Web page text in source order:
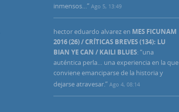
inmensos…” Ago 5, 13:49
hector eduardo alvarezen MES FICUNAM
2016 (26) / CRÍTICAS BREVES (134): LU
BIAN YE CAN / KAILI BLUES: “una
auténtica perla… una experiencia en la que
conviene emanciparse de la historia y
dejarse atravesar.” Ago 4, 08:14